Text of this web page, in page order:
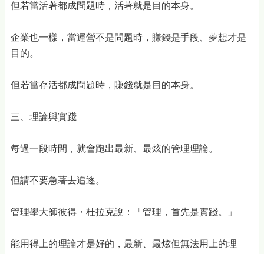
但若當活著都成問題時，活著就是目的本身。
企業也一樣，當運營不是問題時，賺錢是手段、夢想才是
目的。
但若當存活都成問題時，賺錢就是目的本身。
三、理論與實踐
每過一段時間，就會跑出最新、最炫的管理理論。
但請不要急著去追逐。
管理學大師彼得・杜拉克說：「管理，首先是實踐。」
能用得上的理論才是好的，最新、最炫但無法用上的理